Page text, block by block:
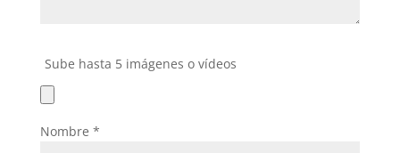
Sube hasta 5 imágenes o vídeos
Nombre *